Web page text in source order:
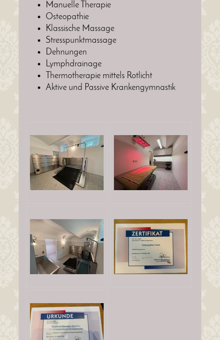
Manuelle Therapie
Osteopathie
Klassische Massage
Stresspunktmassage
Dehnungen
Lymphdrainage
Thermotherapie mittels Rotlicht
Aktive und Passive Krankengymnastik